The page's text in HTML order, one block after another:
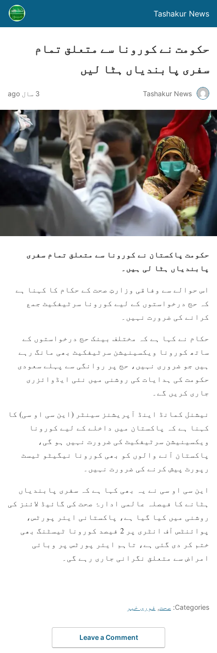
Tashakur News
حکومت نے کورونا سے متعلق تمام
سفری پابندیاں ہٹا لیں
Tashakur News 3 سال ago
حکومت پاکستان نے کورونا سے متعلق تمام سفری
پابندیاں ہٹا لی ہیں۔
اس حوالے سے وفاقی وزارتِ صحت کے حکام کا کہنا ہے
کہ حج درخواستوں کے لیے کورونا سرٹیفکیٹ جمع
کرانے کی ضرورت نہیں۔
حکام نے کہا ہے کہ مختلف بینک حج درخواستوں کے
ساتھ کورونا ویکسینیشن سرٹیفکیٹ بھی مانگ رہے
ہیں جو ضروری نہیں، حج پر روانگی سے پہلے سعودی
حکومت کی ہدایات کی روشنی میں نئی ایڈوائزری
جاری کریں گے۔
نیشنل کمانڈ اینڈ آپریشنز سینٹر (این سی او سی) کا
کہنا ہے کہ پاکستان میں داخلے کے لیے کورونا
ویکسینیشن سرٹیفکیٹ کی ضرورت نہیں ہو گی،
پاکستان آنے والوں کو بھی کورونا نیگیٹو ٹیسٹ
رپورٹ پیش کرنے کی ضرورت نہیں۔
این سی او سی نے یہ بھی کہا ہے کہ سفری پابندیاں
ہٹانے کا فیصلہ عالمی ادارۂ صحت کی گائیڈ لائنز کی
روشنی میں کیا گیا ہے، پاکستانی ایئر پورٹس،
پوائنٹس آف انٹری پر 2 فیصد کورونا ٹیسٹنگ بھی
ختم کر دی گئی ہے، تاہم ایئر پورٹس پر وبائی
امراض سے متعلق نگرانی جاری رہے گی۔
Categories: صحت, فوری خبر
Leave a Comment